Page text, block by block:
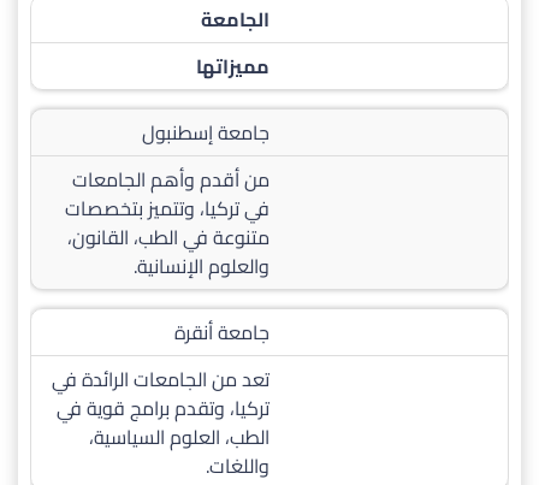
الجامعة
مميزاتها
جامعة إسطنبول
من أقدم وأهم الجامعات
في تركيا، وتتميز بتخصصات
متنوعة في الطب، القانون،
والعلوم الإنسانية.
جامعة أنقرة
تعد من الجامعات الرائدة في
تركيا، وتقدم برامج قوية في
الطب، العلوم السياسية،
واللغات.